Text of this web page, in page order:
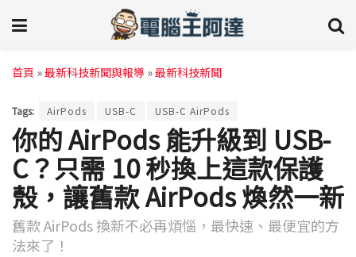
首頁 »最新科技新聞與報導 »最新科技新聞
Tags: AirPods USB-C USB-C AirPods
你的 AirPods 能升級到 USB-
C？只需 10 秒換上這款保護
殼，讓舊款 AirPods 煥然一新
舊款 AirPods 換新不必再煩惱，最快速、最便宜的方
法來了！